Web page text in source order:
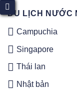
DU LỊCH NƯỚC
Campuchia
Singapore
Thái lan
Nhật bản